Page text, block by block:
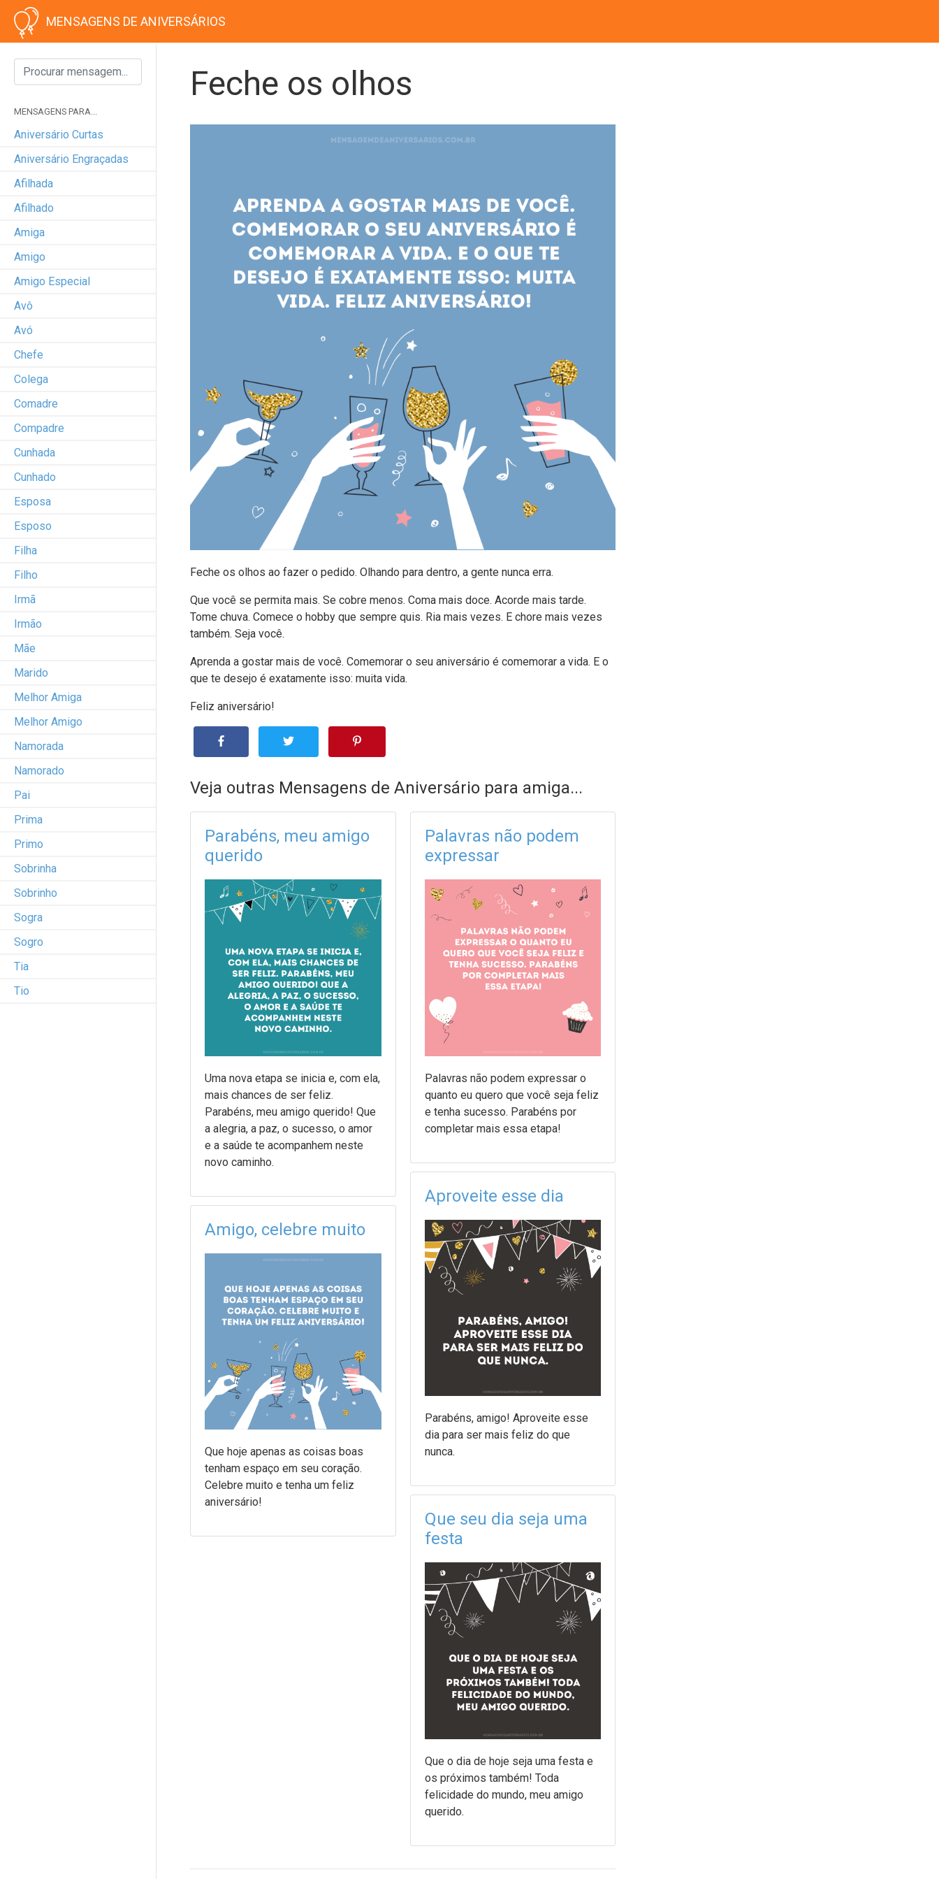
MENSAGENS DE ANIVERSÁRIOS
MENSAGENS PARA...
Aniversário Curtas
Aniversário Engraçadas
Afilhada
Afilhado
Amiga
Amigo
Amigo Especial
Avô
Avó
Chefe
Colega
Comadre
Compadre
Cunhada
Cunhado
Esposa
Esposo
Filha
Filho
Irmã
Irmão
Mãe
Marido
Melhor Amiga
Melhor Amigo
Namorada
Namorado
Pai
Prima
Primo
Sobrinha
Sobrinho
Sogra
Sogro
Tia
Tio
Feche os olhos
Feche os olhos ao fazer o pedido. Olhando para dentro, a gente nunca erra.
Que você se permita mais. Se cobre menos. Coma mais doce. Acorde mais tarde.
Tome chuva. Comece o hobby que sempre quis. Ria mais vezes. E chore mais vezes
também. Seja você.
Aprenda a gostar mais de você. Comemorar o seu aniversário é comemorar a vida. E o
que te desejo é exatamente isso: muita vida.
Feliz aniversário!
Veja outras Mensagens de Aniversário para amiga...
Parabéns, meu amigo
querido
Uma nova etapa se inicia e, com ela,
mais chances de ser feliz.
Parabéns, meu amigo querido! Que
a alegria, a paz, o sucesso, o amor
e a saúde te acompanhem neste
novo caminho.
Amigo, celebre muito
Que hoje apenas as coisas boas
tenham espaço em seu coração.
Celebre muito e tenha um feliz
aniversário!
Palavras não podem
expressar
Palavras não podem expressar o
quanto eu quero que você seja feliz
e tenha sucesso. Parabéns por
completar mais essa etapa!
Aproveite esse dia
Parabéns, amigo! Aproveite esse
dia para ser mais feliz do que
nunca.
Que seu dia seja uma
festa
Que o dia de hoje seja uma festa e
os próximos também! Toda
felicidade do mundo, meu amigo
querido.